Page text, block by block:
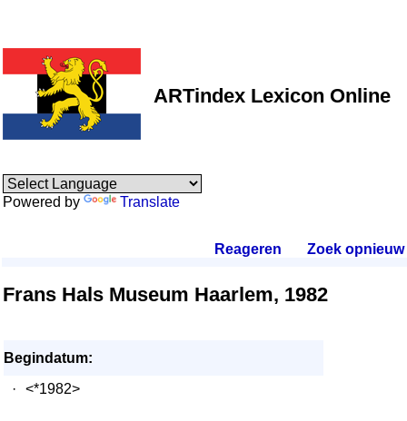
ARTindex Lexicon Online
Powered by Translate
Reageren Zoek opnieuw.
Frans Hals Museum Haarlem, 1982
Begindatum:
·
<*1982>